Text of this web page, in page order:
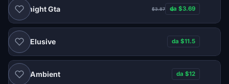
Midnight Gta $3.87 da $3.69
DMA Elusive da $11.5
DMA Ambient da $12